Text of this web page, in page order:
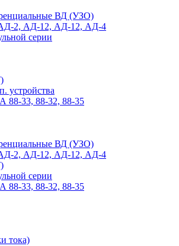
ВД (УЗО)
АД-2, АД-12, АД-12, АД-4
серии
устройства
88-33, 88-32, 88-35
ВД (УЗО)
АД-2, АД-12, АД-12, АД-4
серии
88-33, 88-32, 88-35
тока)